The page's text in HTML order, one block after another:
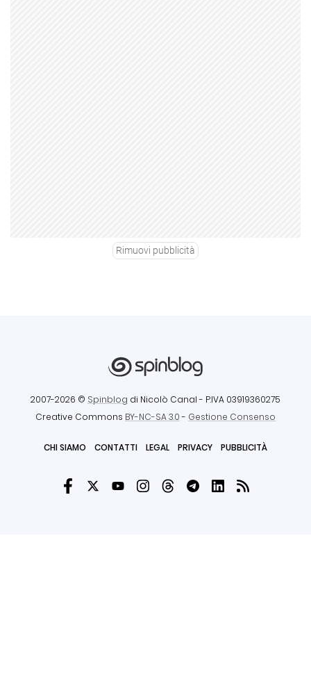
Rimuovi pubblicità
2007-2026 © Spinblog di Nicolò Canal - P.IVA 03919360275
Creative Commons BY-NC-SA 3.0- Gestione Consenso
CHI SIAMO CONTATTI LEGAL PRIVACY PUBBLICITÀ